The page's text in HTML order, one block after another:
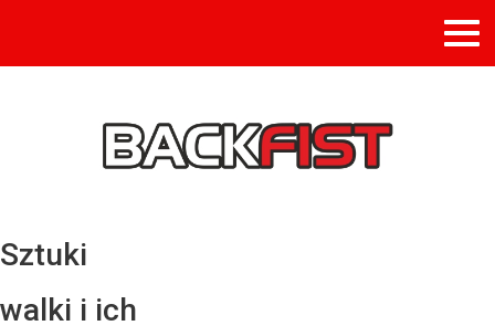
Sztuki
walki i ich